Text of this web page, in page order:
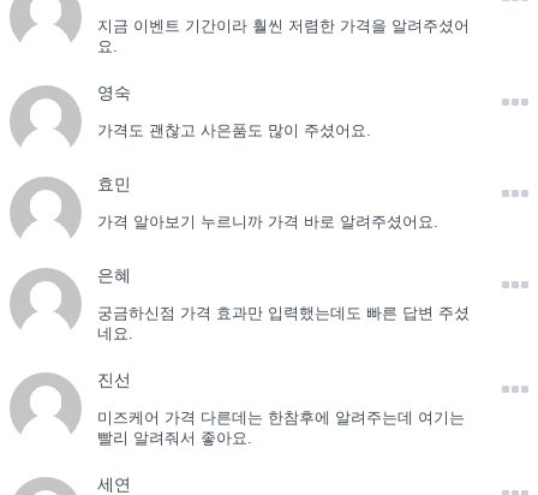
지금 이벤트 기간이라 훨씬 저렴한 가격을 알려주셨어
요.
영숙
가격도 괜찮고 사은품도 많이 주셨어요.
효민
가격 알아보기 누르니까 가격 바로 알려주셨어요.
은혜
궁금하신점 가격 효과만 입력했는데도 빠른 답변 주셨
네요.
진선
미즈케어 가격 다른데는 한참후에 알려주는데 여기는
빨리 알려줘서 좋아요.
세연